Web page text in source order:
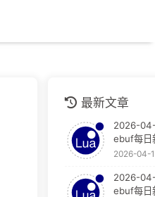
最新文章
2026-
ebuf每日
2026-04-
2026-
ebuf每日